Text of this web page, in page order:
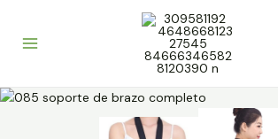
contenido
085